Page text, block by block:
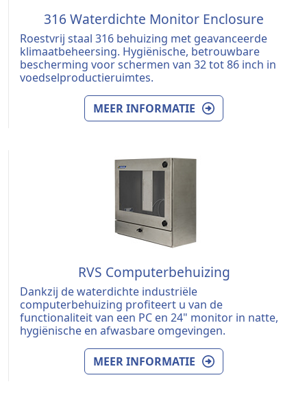
316 Waterdichte Monitor Enclosure
Roestvrij staal 316 behuizing met geavanceerde
klimaatbeheersing. Hygiënische, betrouwbare
bescherming voor schermen van 32 tot 86 inch in
voedselproductieruimtes.
MEER INFORMATIE
RVS Computerbehuizing
Dankzij de waterdichte industriële
computerbehuizing profiteert u van de
functionaliteit van een PC en 24" monitor in natte,
hygiënische en afwasbare omgevingen.
MEER INFORMATIE